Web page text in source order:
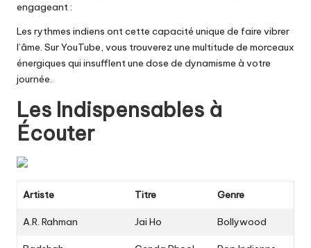
engageant :
Les rythmes indiens ont cette capacité unique de faire vibrer
l’âme. Sur YouTube, vous trouverez une multitude de morceaux
énergiques qui insufflent une dose de dynamisme à votre
journée.
Les Indispensables à
Écouter
Artiste Titre Genre
A.R. Rahman Jai Ho Bollywood